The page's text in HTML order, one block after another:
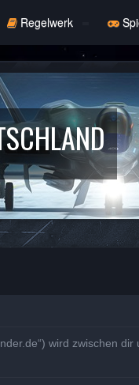
Regelwerk
wird zwischen